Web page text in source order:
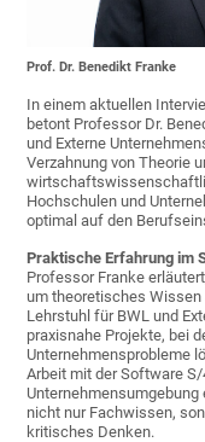
Prof. Dr. Benedikt Franke
In einem aktuellen
betont Professor Dr.
und Externe
Verzahnung von Theorie
Hochschulen und
optimal auf den
Praktische Erfahrung im
Professor Franke
um theoretisches
Lehrstuhl für BWL und
praxisnahe Projekte, bei
Unternehmensprobleme
Arbeit mit der Software
nicht nur Fachwissen,
kritisches Denken.